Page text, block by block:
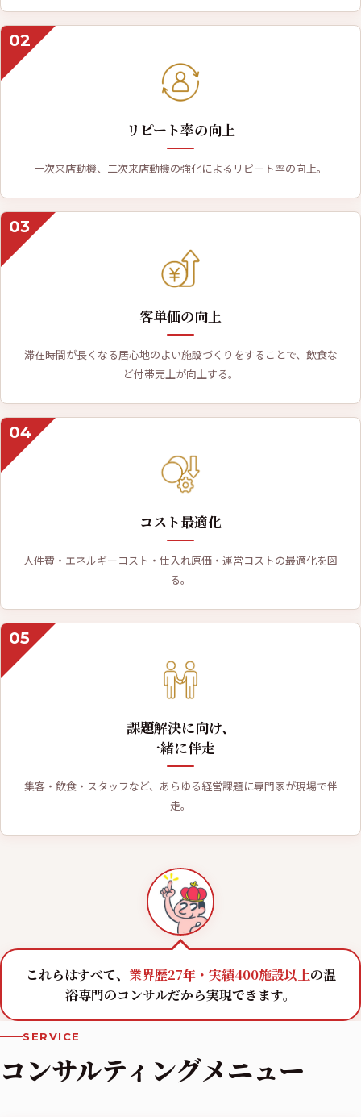
02
リピート率の向上
一次来店動機、二次来店動機の強化によるリピート率の向上。
03
客単価の向上
滞在時間が長くなる居心地のよい施設づくりをすることで、飲食な
ど付帯売上が向上する。
04
コスト最適化
人件費・エネルギーコスト・仕入れ原価・運営コストの最適化を図
る。
05
課題解決に向け、
一緒に伴走
集客・飲食・スタッフなど、あらゆる経営課題に専門家が現場で伴
走。
これらはすべて、 業界歴27年・実績400施設以上の温
浴専門のコンサルだから実現できます。
SERVICE
コンサルティングメニュー